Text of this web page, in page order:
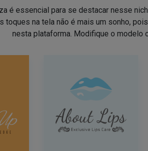
é essencial para se destacar nesse
toques na tela não é mais um sonho,
nesta plataforma. Modifique o modelo